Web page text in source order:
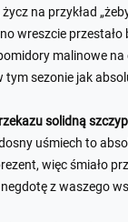
życz na przykład
wreszcie przestało
malinowe na
tym sezonie jak
solidną
uśmiech to
więc śmiało
z waszego